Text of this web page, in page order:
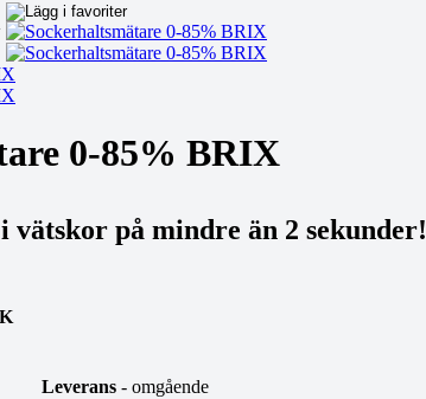
0-85% BRIX
vätskor på mindre än 2 sekunder!
Leverans - omgående